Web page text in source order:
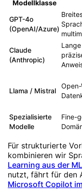
Modellklasse
GPT-4o
(OpenAI/Azure)
Claude
(Anthropic)
Llama / Mistral
Spezialisierte
Modelle
Fine-
Für strukturierte
kombinieren wir
Learning aus der
nutzt, fährt für den
Microsoft Copilot